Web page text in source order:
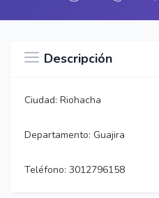
Descripción
Ciudad: Riohacha
Departamento: Guajira
Teléfono: 3012796158